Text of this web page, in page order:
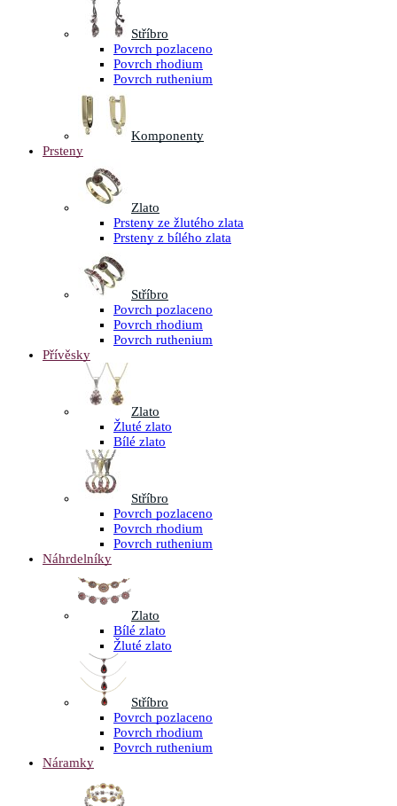
Stříbro
Povrch pozlaceno
Povrch rhodium
Povrch ruthenium
Komponenty
Prsteny
Zlato
Prsteny ze žlutého zlata
Prsteny z bílého zlata
Stříbro
Povrch pozlaceno
Povrch rhodium
Povrch ruthenium
Přívěsky
Zlato
Žluté zlato
Bílé zlato
Stříbro
Povrch pozlaceno
Povrch rhodium
Povrch ruthenium
Náhrdelníky
Zlato
Bílé zlato
Žluté zlato
Stříbro
Povrch pozlaceno
Povrch rhodium
Povrch ruthenium
Náramky